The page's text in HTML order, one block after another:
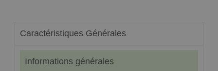
Caractéristiques Générales
Informations générales